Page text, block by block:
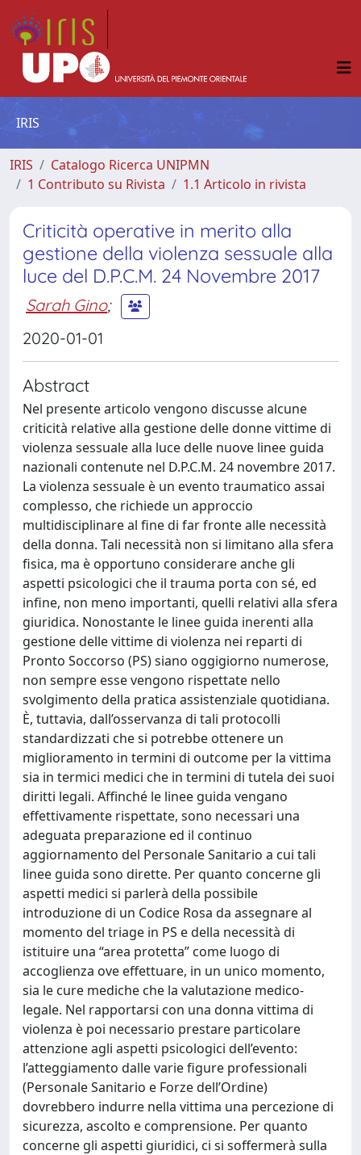
IRIS
IRIS
Catalogo Ricerca UNIPMN
1 Contributo su Rivista
1.1 Articolo in rivista
Criticità operative in merito alla
gestione della violenza sessuale alla
luce del D.P.C.M. 24 Novembre 2017
Sarah Gino;
2020-01-01
Abstract
Nel presente articolo vengono discusse alcune
criticità relative alla gestione delle donne vittime di
violenza sessuale alla luce delle nuove linee guida
nazionali contenute nel D.P.C.M. 24 novembre 2017.
La violenza sessuale è un evento traumatico assai
complesso, che richiede un approccio
multidisciplinare al fine di far fronte alle necessità
della donna. Tali necessità non si limitano alla sfera
fisica, ma è opportuno considerare anche gli
aspetti psicologici che il trauma porta con sé, ed
infine, non meno importanti, quelli relativi alla sfera
giuridica. Nonostante le linee guida inerenti alla
gestione delle vittime di violenza nei reparti di
Pronto Soccorso (PS) siano oggigiorno numerose,
non sempre esse vengono rispettate nello
svolgimento della pratica assistenziale quotidiana.
È, tuttavia, dall’osservanza di tali protocolli
standardizzati che si potrebbe ottenere un
miglioramento in termini di outcome per la vittima
sia in termici medici che in termini di tutela dei suoi
diritti legali. Affinché le linee guida vengano
effettivamente rispettate, sono necessari una
adeguata preparazione ed il continuo
aggiornamento del Personale Sanitario a cui tali
linee guida sono dirette. Per quanto concerne gli
aspetti medici si parlerà della possibile
introduzione di un Codice Rosa da assegnare al
momento del triage in PS e della necessità di
istituire una “area protetta” come luogo di
accoglienza ove effettuare, in un unico momento,
sia le cure mediche che la valutazione medico-
legale. Nel rapportarsi con una donna vittima di
violenza è poi necessario prestare particolare
attenzione agli aspetti psicologici dell’evento:
l’atteggiamento dalle varie figure professionali
(Personale Sanitario e Forze dell’Ordine)
dovrebbero indurre nella vittima una percezione di
sicurezza, ascolto e comprensione. Per quanto
concerne gli aspetti giuridici, ci si soffermerà sulla